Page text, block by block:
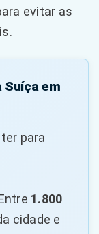
evitar as
Suíça em
para
1.800
cidade e